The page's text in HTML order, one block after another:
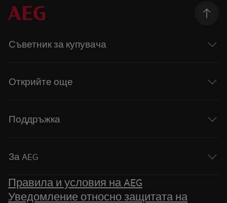
Съветник за купувача
Открийте още
Поддръжка
За AEG
Правила и условия на AEG
Уведомление относно защитата на